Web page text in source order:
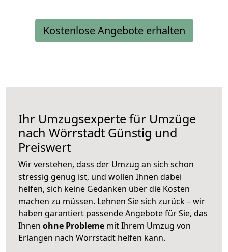
Kostenlose Angebote erhalten
Ihr Umzugsexperte für Umzüge
nach Wörrstadt Günstig und
Preiswert
Wir verstehen, dass der Umzug an sich schon
stressig genug ist, und wollen Ihnen dabei
helfen, sich keine Gedanken über die Kosten
machen zu müssen. Lehnen Sie sich zurück – wir
haben garantiert passende Angebote für Sie, das
Ihnen ohne Probleme mit Ihrem Umzug von
Erlangen nach Wörrstadt helfen kann.